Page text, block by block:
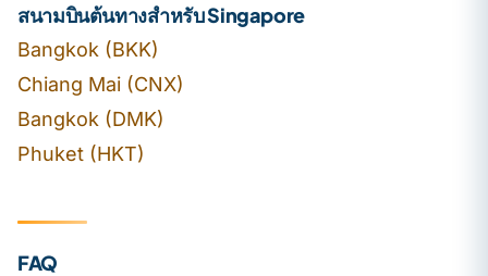
สนามบินต้นทางสำหรับ Singapore
Bangkok (BKK)
Chiang Mai (CNX)
Bangkok (DMK)
Phuket (HKT)
FAQ